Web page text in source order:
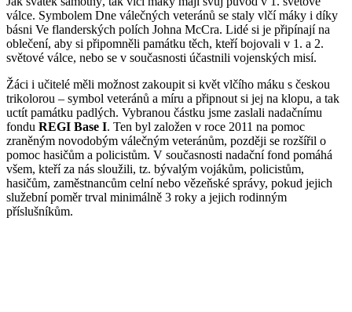
válce. Symbolem Dne válečných veteránů se staly vlčí máky i díky
básni Ve flanderských polích Johna McCra. Lidé si je připínají na
oblečení, aby si připomněli památku těch, kteří bojovali v 1. a 2.
světové válce, nebo se v současnosti účastnili vojenských misí.
Žáci i učitelé měli možnost zakoupit si květ vlčího máku s českou
trikolorou – symbol veteránů a míru a připnout si jej na klopu, a tak
uctít památku padlých. Vybranou částku jsme zaslali nadačnímu
fondu REGI Base I. Ten byl založen v roce 2011 na pomoc
zraněným novodobým válečným veteránům, později se rozšířil o
pomoc hasičům a policistům. V současnosti nadační fond pomáhá
všem, kteří za nás sloužili, tz. bývalým vojákům, policistům,
hasičům, zaměstnancům celní nebo vězeňské správy, pokud jejich
služební poměr trval minimálně 3 roky a jejich rodinným
příslušníkům.